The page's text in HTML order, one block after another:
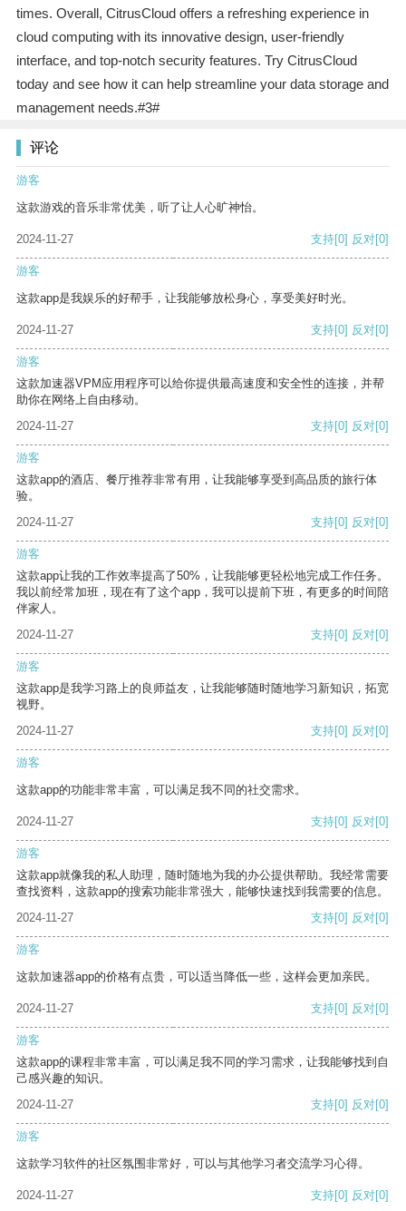
times. Overall, CitrusCloud offers a refreshing experience in
cloud computing with its innovative design, user-friendly
interface, and top-notch security features. Try CitrusCloud
today and see how it can help streamline your data storage and
management needs.#3#
评论
游客
这款游戏的音乐非常优美，听了让人心旷神怡。
2024-11-27 支持[0] 反对[0]
游客
这款app是我娱乐的好帮手，让我能够放松身心，享受美好时光。
2024-11-27 支持[0] 反对[0]
游客
这款加速器VPM应用程序可以给你提供最高速度和安全性的连接，并帮
助你在网络上自由移动。
2024-11-27
支持[0] 反对[0]
游客
这款app的酒店、餐厅推荐非常有用，让我能够享受到高品质的旅行体
验。
2024-11-27
支持[0] 反对[0]
游客
这款app让我的工作效率提高了50%，让我能够更轻松地完成工作任务。
我以前经常加班，现在有了这个app，我可以提前下班，有更多的时间陪
伴家人。
2024-11-27
支持[0] 反对[0]
游客
这款app是我学习路上的良师益友，让我能够随时随地学习新知识，拓宽
视野。
2024-11-27
支持[0] 反对[0]
游客
这款app的功能非常丰富，可以满足我不同的社交需求。
2024-11-27 支持[0] 反对[0]
游客
这款app就像我的私人助理，随时随地为我的办公提供帮助。我经常需要
查找资料，这款app的搜索功能非常强大，能够快速找到我需要的信息。
2024-11-27
支持[0] 反对[0]
游客
这款加速器app的价格有点贵，可以适当降低一些，这样会更加亲民。
2024-11-27 支持[0] 反对[0]
游客
这款app的课程非常丰富，可以满足我不同的学习需求，让我能够找到自
己感兴趣的知识。
2024-11-27
支持[0] 反对[0]
游客
这款学习软件的社区氛围非常好，可以与其他学习者交流学习心得。
2024-11-27 支持[0] 反对[0]